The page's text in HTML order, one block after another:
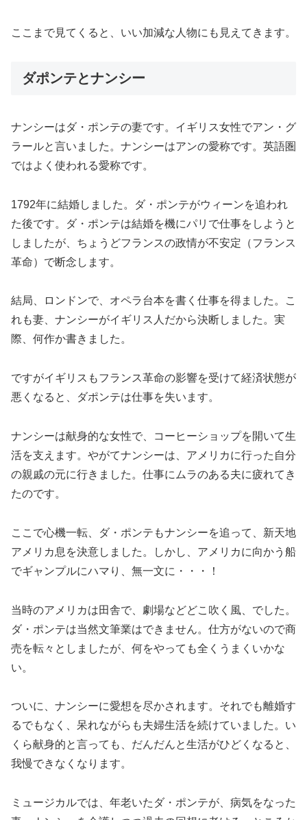
ここまで見てくると、いい加減な人物にも見えてきます。
ダポンテとナンシー
ナンシーはダ・ポンテの妻です。イギリス女性でアン・グ
ラールと言いました。ナンシーはアンの愛称です。英語圏
ではよく使われる愛称です。
1792年に結婚しました。ダ・ポンテがウィーンを追われ
た後です。ダ・ポンテは結婚を機にパリで仕事をしようと
しましたが、ちょうどフランスの政情が不安定（フランス
革命）で断念します。
結局、ロンドンで、オペラ台本を書く仕事を得ました。こ
れも妻、ナンシーがイギリス人だから決断しました。実
際、何作か書きました。
ですがイギリスもフランス革命の影響を受けて経済状態が
悪くなると、ダポンテは仕事を失います。
ナンシーは献身的な女性で、コーヒーショップを開いて生
活を支えます。やがてナンシーは、アメリカに行った自分
の親戚の元に行きました。仕事にムラのある夫に疲れてき
たのです。
ここで心機一転、ダ・ポンテもナンシーを追って、新天地
アメリカ息を決意しました。しかし、アメリカに向かう船
でギャンプルにハマり、無一文に・・・！
当時のアメリカは田舎で、劇場などどこ吹く風、でした。
ダ・ポンテは当然文筆業はできません。仕方がないので商
売を転々としましたが、何をやっても全くうまくいかな
い。
ついに、ナンシーに愛想を尽かされます。それでも離婚す
るでもなく、呆れながらも夫婦生活を続けていました。い
くら献身的と言っても、だんだんと生活がひどくなると、
我慢できなくなります。
ミュージカルでは、年老いたダ・ポンテが、病気をなった